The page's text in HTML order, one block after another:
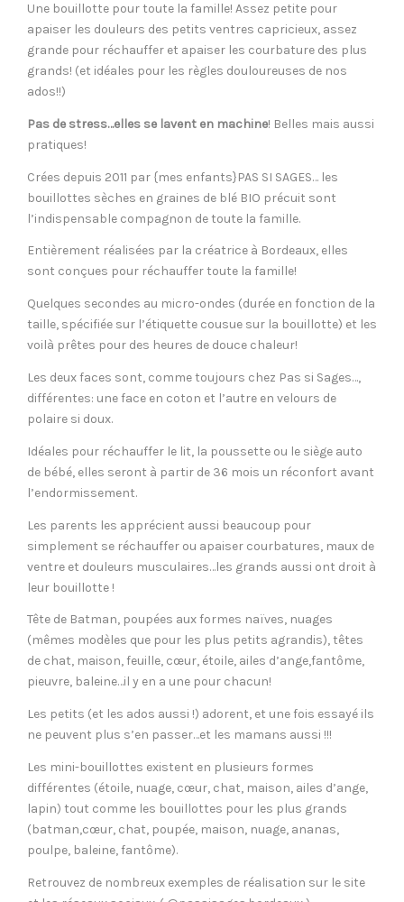
Une bouillotte pour toute la famille! Assez petite pour
apaiser les douleurs des petits ventres capricieux, assez
grande pour réchauffer et apaiser les courbature des plus
grands! (et idéales pour les règles douloureuses de nos
ados!!)
Pas de stress…elles se lavent en machine! Belles mais aussi
pratiques!
Crées depuis 2011 par {mes enfants}PAS SI SAGES… les
bouillottes sèches en graines de blé BIO précuit sont
l’indispensable compagnon de toute la famille.
Entièrement réalisées par la créatrice à Bordeaux, elles
sont conçues pour réchauffer toute la famille!
Quelques secondes au micro-ondes (durée en fonction de la
taille, spécifiée sur l’étiquette cousue sur la bouillotte) et les
voilà prêtes pour des heures de douce chaleur!
Les deux faces sont, comme toujours chez Pas si Sages…,
différentes: une face en coton et l’autre en velours de
polaire si doux.
Idéales pour réchauffer le lit, la poussette ou le siège auto
de bébé, elles seront à partir de 36 mois un réconfort avant
l’endormissement.
Les parents les apprécient aussi beaucoup pour
simplement se réchauffer ou apaiser courbatures, maux de
ventre et douleurs musculaires…les grands aussi ont droit à
leur bouillotte !
Tête de Batman, poupées aux formes naïves, nuages
(mêmes modèles que pour les plus petits agrandis), têtes
de chat, maison, feuille, cœur, étoile, ailes d’ange,fantôme,
pieuvre, baleine…il y en a une pour chacun!
Les petits (et les ados aussi !) adorent, et une fois essayé ils
ne peuvent plus s’en passer…et les mamans aussi !!!
Les mini-bouillottes existent en plusieurs formes
différentes (étoile, nuage, cœur, chat, maison, ailes d’ange,
lapin) tout comme les bouillottes pour les plus grands
(batman,cœur, chat, poupée, maison, nuage, ananas,
poulpe, baleine, fantôme).
Retrouvez de nombreux exemples de réalisation sur le site